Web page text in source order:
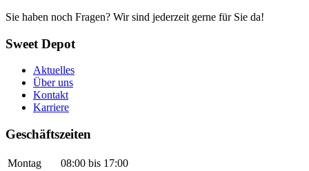
Sie haben noch Fragen? Wir sind jederzeit gerne für Sie da!
Sweet Depot
Aktuelles
Über uns
Kontakt
Karriere
Geschäftszeiten
Montag
08:00 bis 17:00